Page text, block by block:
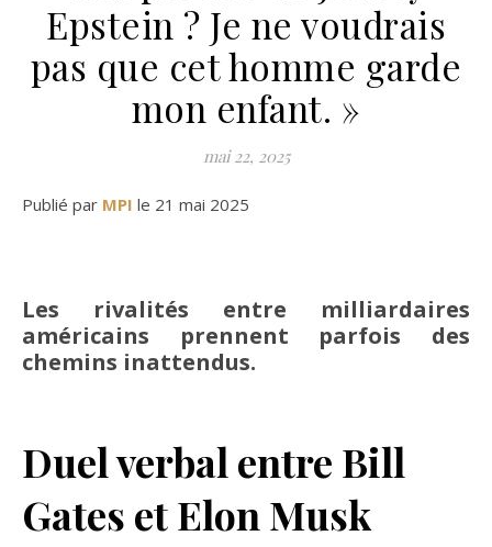
Epstein ? Je ne voudrais
pas que cet homme garde
mon enfant. »
mai 22, 2025
Publié par MPI le 21 mai 2025
Les rivalités entre milliardaires
américains prennent parfois des
chemins inattendus.
Duel verbal entre Bill
Gates et Elon Musk